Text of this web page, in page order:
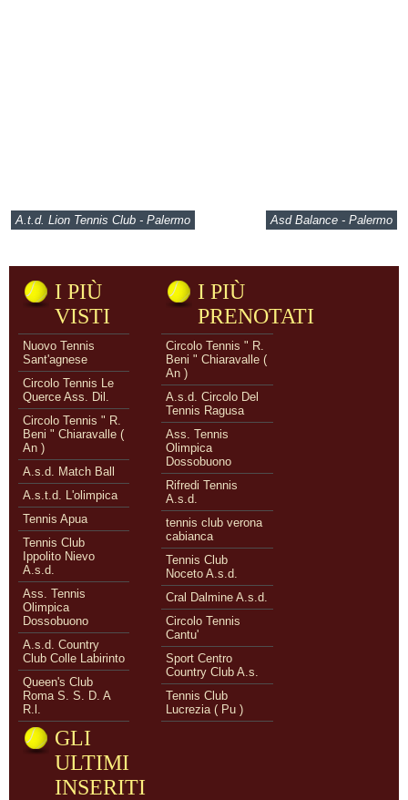
A.t.d. Lion Tennis Club - Palermo Asd Balance - Palermo
I PIÙ
VISTI
Nuovo Tennis
Sant'agnese
Circolo Tennis Le
Querce Ass. Dil.
Circolo Tennis " R.
Beni " Chiaravalle (
An )
A.s.d. Match Ball
A.s.t.d. L'olimpica
Tennis Apua
Tennis Club
Ippolito Nievo
A.s.d.
Ass. Tennis
Olimpica
Dossobuono
A.s.d. Country
Club Colle Labirinto
Queen's Club
Roma S. S. D. A
R.l.
I PIÙ
PRENOTATI
Circolo Tennis " R.
Beni " Chiaravalle (
An )
A.s.d. Circolo Del
Tennis Ragusa
Ass. Tennis
Olimpica
Dossobuono
Rifredi Tennis
A.s.d.
tennis club verona
cabianca
Tennis Club
Noceto A.s.d.
Cral Dalmine A.s.d.
Circolo Tennis
Cantu'
Sport Centro
Country Club A.s.
Tennis Club
Lucrezia ( Pu )
GLI
ULTIMI
INSERITI